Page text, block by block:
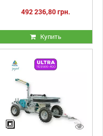
492 236,80 грн.
Купить